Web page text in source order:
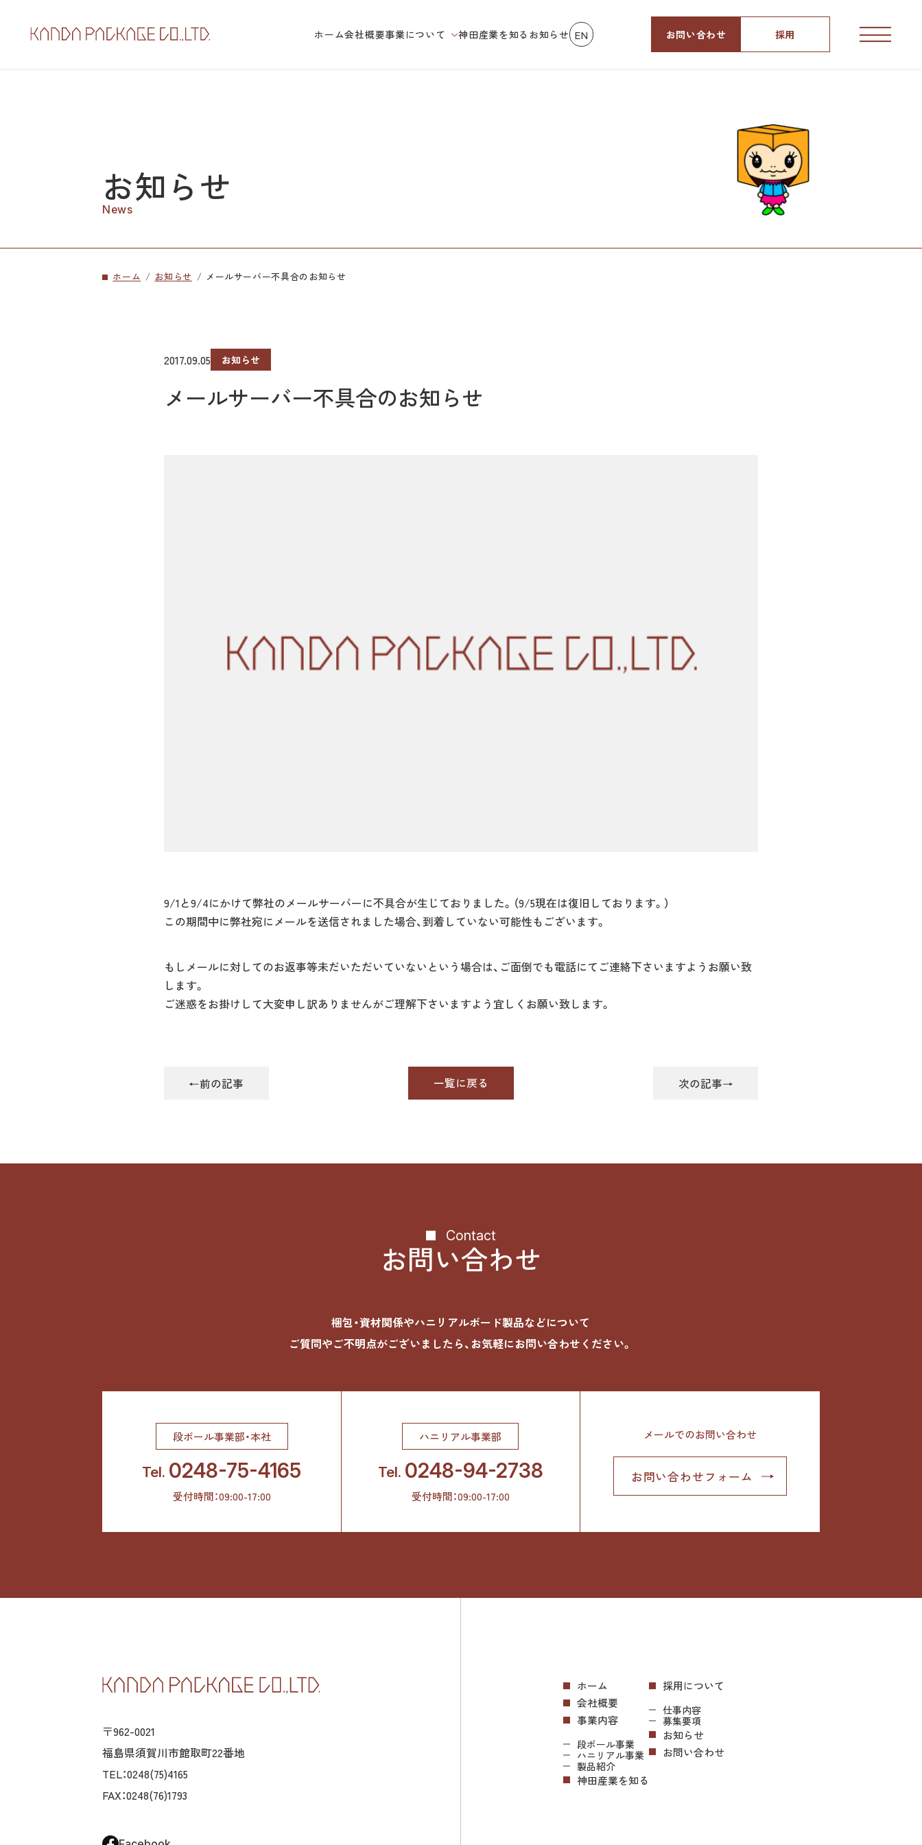
ホーム会社概要事業について 神田産業を知る お知らせ EN お問い合わせ 採用
お知らせ
News
ホーム お知らせ メールサーバー不具合のお知らせ
2017.09.05 お知らせ
メールサーバー不具合のお知らせ
9/1と9/4にかけて弊社のメールサーバーに不具合が生じておりました。（9/5現在は復旧しております。）
この期間中に弊社宛にメールを送信されました場合、到着していない可能性もございます。
もしメールに対してのお返事等未だいただいていないという場合は、ご面倒でも電話にてご連絡下さいますようお願い致
します。
ご迷惑をお掛けして大変申し訳ありませんがご理解下さいますよう宜しくお願い致します。
←前の記事 一覧に戻る 次の記事→
Contact
お問い合わせ
梱包・資材関係やハニリアルボード製品などについて
ご質問やご不明点がございましたら、お気軽にお問い合わせください。
段ボール事業部・本社
Tel. 0248-75-4165
受付時間：09:00-17:00
ハニリアル事業部
Tel. 0248-94-2738
受付時間：09:00-17:00
メールでのお問い合わせ
お問い合わせフォーム
〒962-0021
福島県須賀川市館取町22番地
TEL：0248(75)4165
FAX：0248(76)1793
ホーム
会社概要
事業内容
段ボール事業
ハニリアル事業
製品紹介
神田産業を知る
採用について
仕事内容
募集要項
お知らせ
お問い合わせ